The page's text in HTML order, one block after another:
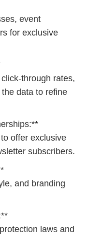
event
for exclusive
through rates,
data to refine
offer exclusive
subscribers.
and branding
laws and